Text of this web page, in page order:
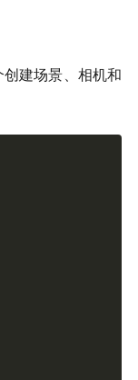
建场景、相机和